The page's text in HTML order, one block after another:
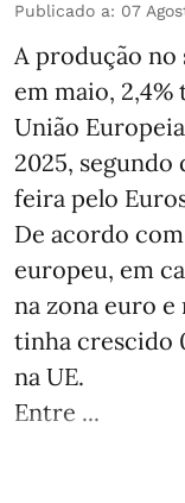
Publicado a: 07
A produção no
em maio,
União
2025, segundo
feira pelo
De acordo
europeu, em
na zona euro e
tinha crescido
na UE.
Entre ...